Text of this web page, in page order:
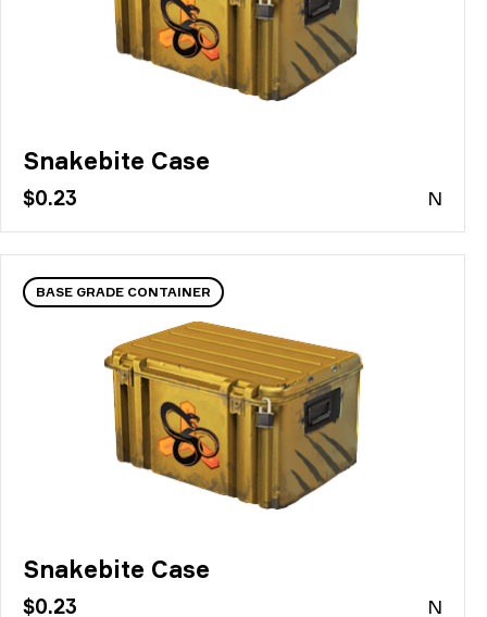
Snakebite Case
$0.23 N
BASE GRADE CONTAINER
Snakebite Case
$0.23 N